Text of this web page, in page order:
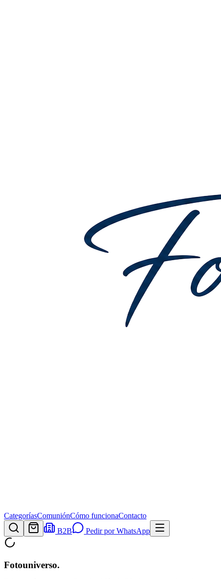
CategoríasComuniónCómo funcionaContacto
B2B
Pedir por WhatsApp
Fotouniverso.